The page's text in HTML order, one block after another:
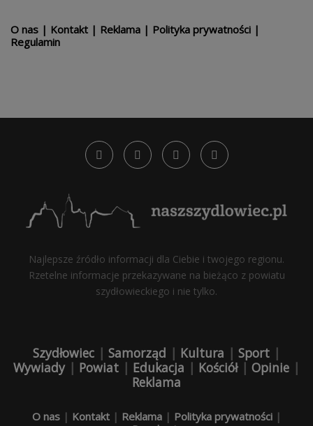
O nas | Kontakt | Reklama | Polityka prywatności |
Regulamin
Najlepsze źródło informacji dla Ciebie i twojego regionu.
Rzetelne informacje przekazywane na bieżąco z powiatu
szydłowieckiego i nie tylko.
Szydłowiec | Samorząd | Kultura | Sport |
Wywiady| Powiat | Edukacja | Kościół| Opinie |
Reklama
O nas| Kontakt| Reklama| Polityka prywatności|